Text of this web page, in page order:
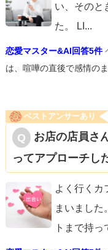
い、そのと
た。 LI ...
恋愛マスター&AI回答5件
は、喧嘩の直後で感情の
ベストアンサーあり
お店の店員さ
ってアプローチし
よく行くカ
まいました
トまで持っ